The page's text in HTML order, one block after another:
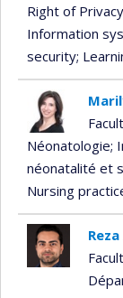
Right of Privacy
Information
security;
Néonatologie;
néonatalité et
Nursing